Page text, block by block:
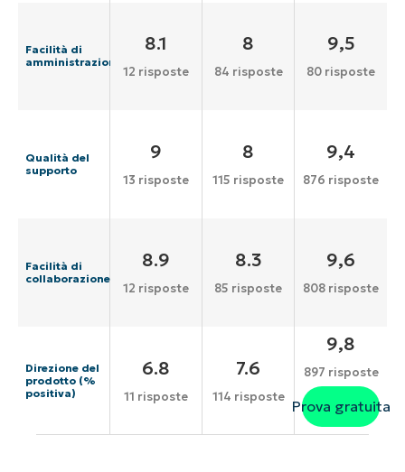
Facilità di
amministrazione
8.1
12 risposte
8
84 risposte
9,5
80 risposte
Qualità del
supporto
9
13 risposte
8
115 risposte
9,4
876 risposte
Facilità di
collaborazione
8.9
12 risposte
8.3
85 risposte
9,6
808 risposte
Direzione del
prodotto (%
positiva)
6.8
11 risposte
7.6
114 risposte
9,8
897 risposte
Prova gratuita